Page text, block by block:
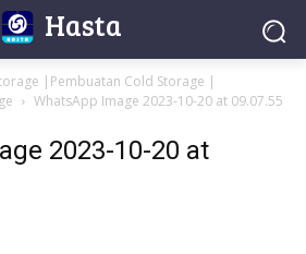
Hasta
|Pembuatan Cold Storage |
WhatsApp Image 2023-10-20 at 09.07.55
2023-10-20 at